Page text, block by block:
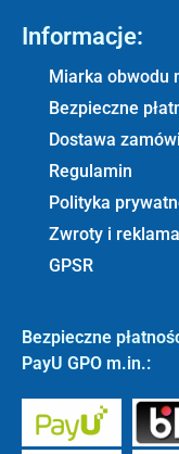
Informacje:
Miarka obwodu
Bezpieczne
Dostawa
Regulamin
Polityka
Zwroty i
GPSR
Bezpieczne
PayU GPO m.in.: